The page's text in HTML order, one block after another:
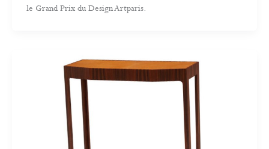
le Grand Prix du Design Artparis.